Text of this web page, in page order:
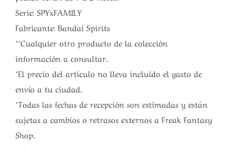
Serie: SPYxFAMILY
Fabricante: Bandai Spirits
**Cualquier otro producto de la colección
información a consultar.
*El precio del articulo no lleva incluido el gasto de
envío a tu ciudad.
*Todas las fechas de recepción son estimadas y están
sujetas a cambios o retrasos externos a Freak Fantasy
Shop.